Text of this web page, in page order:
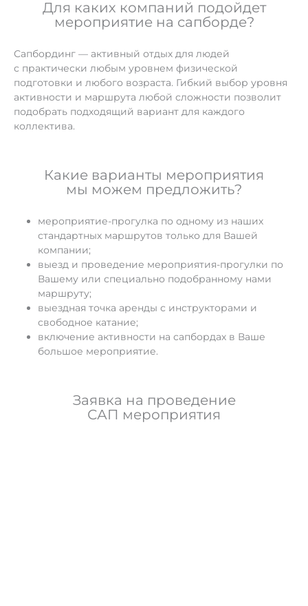
Для каких компаний подойдет
мероприятие на сапборде?
Сапбординг — активный отдых для людей
с практически любым уровнем физической
подготовки и любого возраста. Гибкий выбор уровня
активности и маршрута любой сложности позволит
подобрать подходящий вариант для каждого
коллектива.
Какие варианты мероприятия
мы можем предложить?
мероприятие-прогулка по одному из наших
стандартных маршрутов только для Вашей
компании;
выезд и проведение мероприятия-прогулки по
Вашему или специально подобранному нами
маршруту;
выездная точка аренды с инструкторами и
свободное катание;
включение активности на сапбордах в Ваше
большое мероприятие.
Заявка на проведение
САП мероприятия